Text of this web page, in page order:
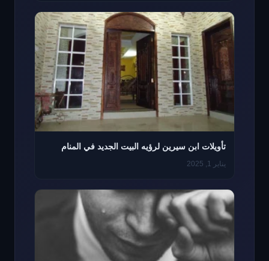
تأويلات ابن سيرين لرؤيه البيت الجديد في المنام
يناير 1, 2025